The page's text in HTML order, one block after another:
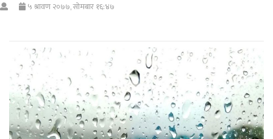
५ श्रावण २०७७, सोमबार १६:४७